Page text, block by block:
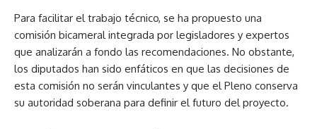
Para facilitar el trabajo técnico, se ha propuesto una
comisión bicameral integrada por legisladores y expertos
que analizarán a fondo las recomendaciones. No obstante,
los diputados han sido enfáticos en que las decisiones de
esta comisión no serán vinculantes y que el Pleno conserva
su autoridad soberana para definir el futuro del proyecto.